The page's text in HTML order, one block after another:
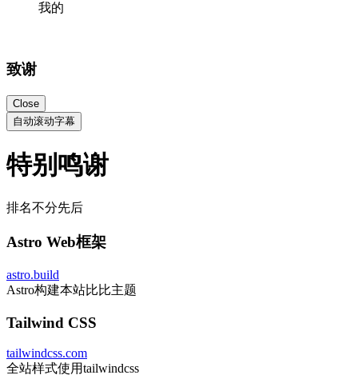
我的
致谢
Close
自动滚动字幕
特别鸣谢
排名不分先后
Astro Web框架
astro.build
Astro构建本站比比主题
Tailwind CSS
tailwindcss.com
全站样式使用tailwindcss